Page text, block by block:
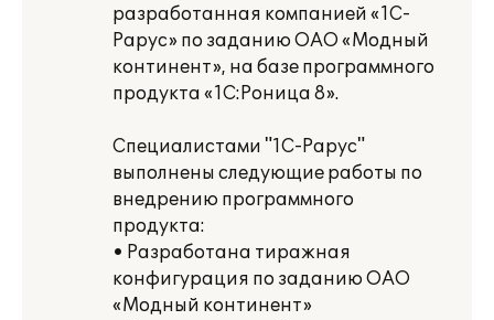
разработанная компанией «1С-
Рарус» по заданию ОАО «Модный
континент», на базе программного
продукта «1С:Роница 8».
Специалистами "1С-Рарус"
выполнены следующие работы по
внедрению программного
продукта:
• Разработана тиражная
конфигурация по заданию ОАО
«Модный континент»